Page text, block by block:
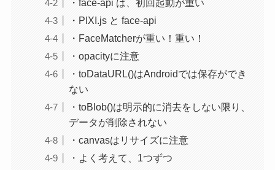
・face-api は、初回起動が重い
・PIXI.js と face-api
・FaceMatcherが重い！重い！
・opacityに注意
・toDataURL()はAndroidでは保存ができ
ない
・toBlob()は明示的に消去をしない限り、
データが削除されない
・canvasはリサイズに注意
・よく考えて、1つずつ